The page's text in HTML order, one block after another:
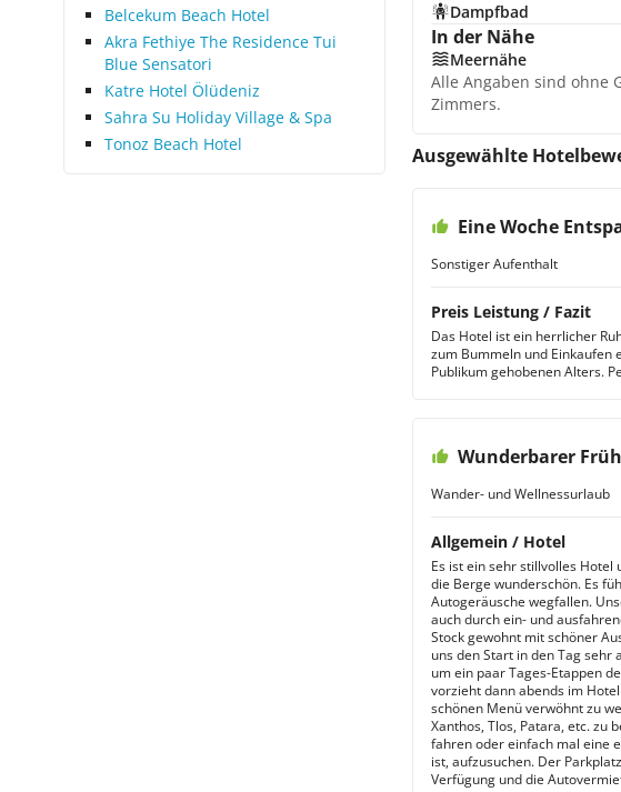
Belcekum Beach Hotel
Akra Fethiye The Residence Tui
Blue Sensatori
Katre Hotel Ölüdeniz
Sahra Su Holiday Village & Spa
Tonoz Beach Hotel
Dampfbad
In der Nähe
Meernähe
Alle Angaben sind ohne
Zimmers.
Ausgewählte
Eine Woche
Sonstiger Aufenthalt
Preis Leistung / Fazit
Das Hotel ist ein herrlicher
zum Bummeln und Einkaufen
Publikum gehobenen Alters.
Wunderbarer
Wander- und Wellnessurlaub
Allgemein / Hotel
Es ist ein sehr stillvolles Hotel
die Berge wunderschön. Es
Autogeräusche wegfallen.
auch durch ein- und
Stock gewohnt mit schöner
uns den Start in den Tag sehr
um ein paar Tages-Etappen
vorzieht dann abends im
schönen Menü verwöhnt zu
Xanthos, Tlos, Patara, etc. zu
fahren oder einfach mal eine
ist, aufzusuchen. Der
Verfügung und die